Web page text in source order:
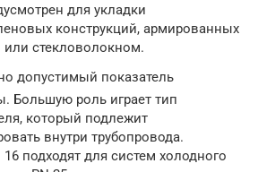
для укладки
конструкций, армированных
стекловолокном.
допустимый показатель
Большую роль играет тип
который подлежит
внутри трубопровода.
подходят для систем холодного